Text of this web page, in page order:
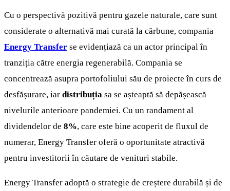
Cu o perspectivă pozitivă pentru gazele naturale, care sunt
considerate o alternativă mai curată la cărbune, compania
Energy Transfer se evidențiază ca un actor principal în
tranziția către energia regenerabilă. Compania se
concentrează asupra portofoliului său de proiecte în curs de
desfășurare, iar distribuția sa se așteaptă să depășească
nivelurile anterioare pandemiei. Cu un randament al
dividendelor de 8%, care este bine acoperit de fluxul de
numerar, Energy Transfer oferă o oportunitate atractivă
pentru investitorii în căutare de venituri stabile.
Energy Transfer adoptă o strategie de creștere durabilă și de